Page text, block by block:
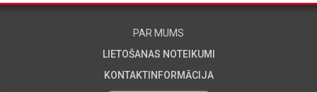
PAR MUMS
LIETOŠANAS NOTEIKUMI
KONTAKTINFORMĀCIJA